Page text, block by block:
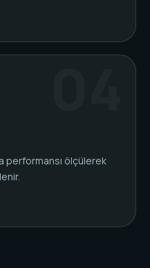
performansı ölçülerek